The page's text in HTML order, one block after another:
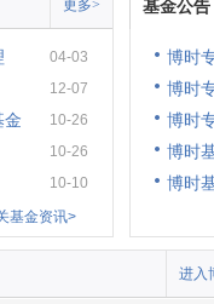
更多>
04-03
12-07
金 10-26
10-26
10-10
基金资讯>
基金公告
博时
博时
博时
博时
博时
进入